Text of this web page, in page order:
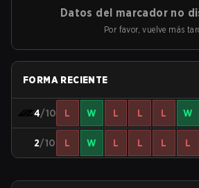
Datos del marcador no
Por favor, vuelve más
FORMA RECIENTE
4/10 L W L L L W
2/10 L W L L L L